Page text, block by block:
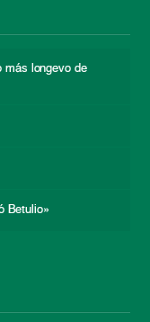
más longevo de
Betulio»